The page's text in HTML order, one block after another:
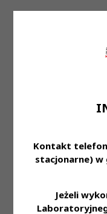
Kontakt
stacjonarne) w
Jeżeli
Przeczytaj
Komunikat